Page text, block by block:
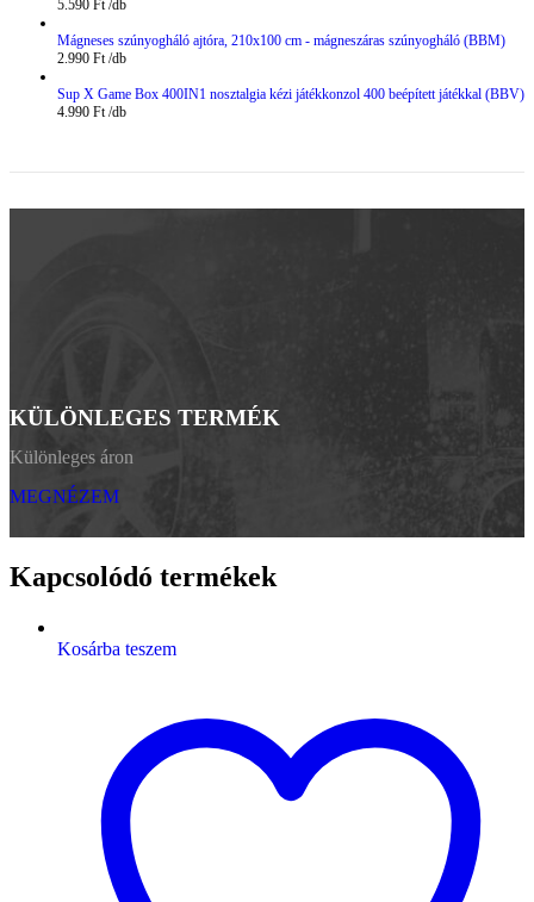
5.590 Ft
Mágneses szúnyogháló ajtóra, 210x100 cm - mágneszáras szúnyogháló (BBM)
2.990 Ft
Sup X Game Box 400IN1 nosztalgia kézi játékkonzol 400 beépített játékkal (BBV)
4.990 Ft
KÜLÖNLEGES TERMÉK
Különleges áron
MEGNÉZEM
Kapcsolódó termékek
Kosárba teszem